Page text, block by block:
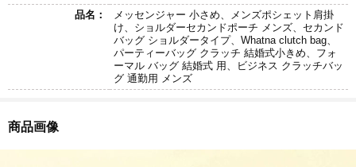
品名：
メッセンジャー 小さめ、メンズポシェット肩掛
け、ショルダーセカンドポーチ メンズ、セカンド
バッグ ショルダータイプ、Whatna clutch bag、
パーティーバッグ クラッチ 結婚式小きめ、フォ
ーマル バッグ 結婚式 用、ビジネス クラッチバッ
グ 通勤用 メンズ
商品画像